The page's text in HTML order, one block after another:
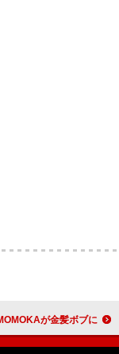
」年内リリース 新ビジュアルでMOMOKAが金髪ボブに